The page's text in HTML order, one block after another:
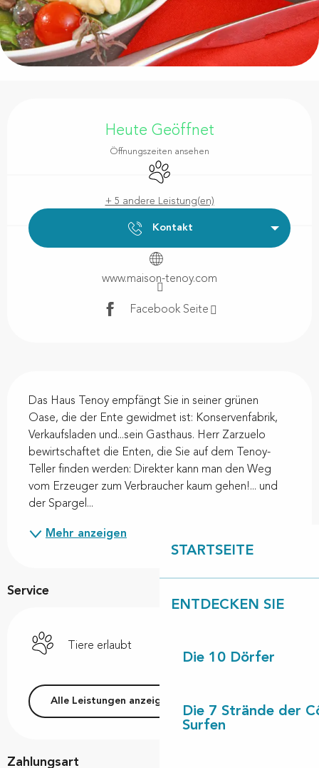
STARTSEITE
ENTDECKEN SIE
Die 10 Dörfer
Die 7 Strände der
Surfen
Heute Geöffnet
Öffnungszeiten ansehen
Tiere erlaubt
+ 5 andere Leistung(en)
Kontakt
www.maison-tenoy.com
Facebook Seite
Das Haus Tenoy empfängt Sie in seiner grünen
Oase, die der Ente gewidmet ist: Konservenfabrik,
Verkaufsladen und...sein Gasthaus. Herr Zarzuelo
bewirtschaftet die Enten, die Sie auf dem Tenoy-
Teller finden werden: Direkter kann man den Weg
vom Erzeuger zum Verbraucher kaum gehen!... und
der Spargel...
Mehr anzeigen
Service
Tiere erlaubt
Alle Leistungen anzeigen
Zahlungsart